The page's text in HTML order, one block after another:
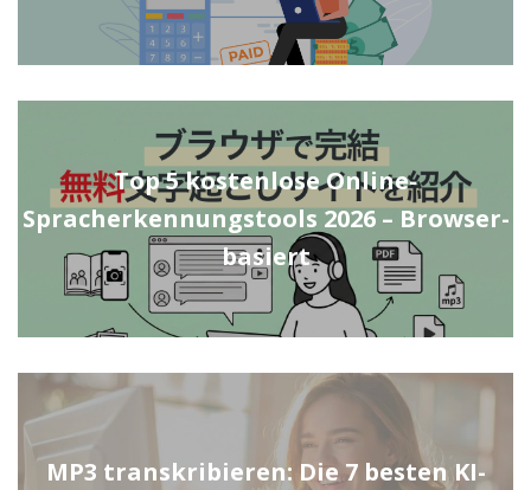
Top 5 kostenlose Online-
Spracherkennungstools 2026 – Browser-
basiert
MP3 transkribieren: Die 7 besten KI-